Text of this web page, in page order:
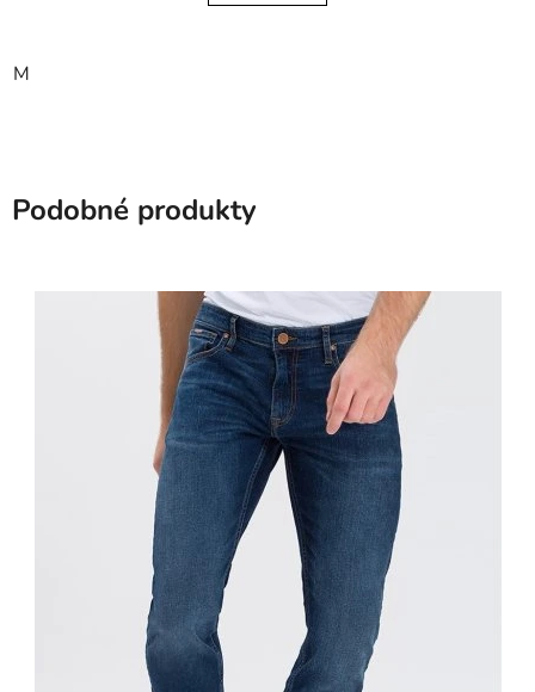
M
Podobné produkty